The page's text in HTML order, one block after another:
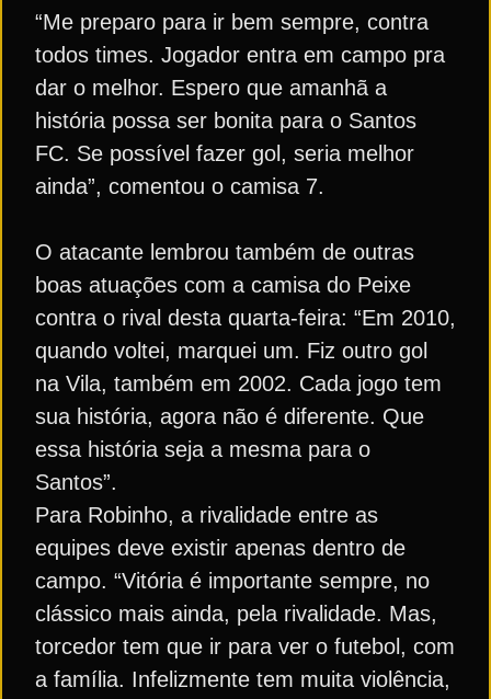
“Me preparo para ir bem sempre, contra
todos times. Jogador entra em campo pra
dar o melhor. Espero que amanhã a
história possa ser bonita para o Santos
FC. Se possível fazer gol, seria melhor
ainda”, comentou o camisa 7.
O atacante lembrou também de outras
boas atuações com a camisa do Peixe
contra o rival desta quarta-feira: “Em 2010,
quando voltei, marquei um. Fiz outro gol
na Vila, também em 2002. Cada jogo tem
sua história, agora não é diferente. Que
essa história seja a mesma para o
Santos”.
Para Robinho, a rivalidade entre as
equipes deve existir apenas dentro de
campo. “Vitória é importante sempre, no
clássico mais ainda, pela rivalidade. Mas,
torcedor tem que ir para ver o futebol, com
a família. Infelizmente tem muita violência,